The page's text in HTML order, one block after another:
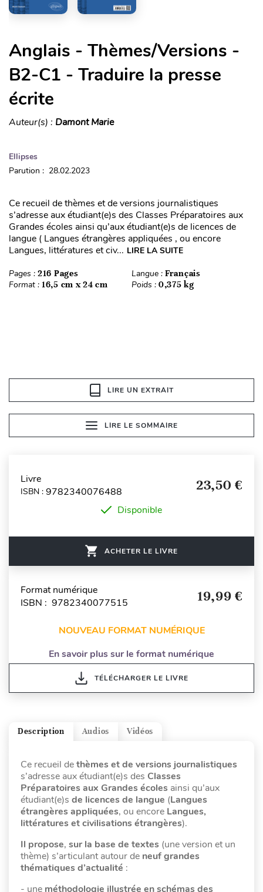
Anglais - Thèmes/Versions -
B2-C1 - Traduire la presse
écrite
Auteur(s) : Damont Marie
Ellipses
Parution : 28.02.2023
Ce recueil de thèmes et de versions journalistiques
s’adresse aux étudiant(e)s des Classes Préparatoires aux
Grandes écoles ainsi qu’aux étudiant(e)s de licences de
langue ( Langues étrangères appliquées , ou encore
Langues, littératures et civ... LIRE LA SUITE
Pages : 216 Pages Langue : Français
Format : 16,5 cm x 24 cm Poids : 0,375 kg
LIRE UN EXTRAIT
LIRE LE SOMMAIRE
Livre
ISBN : 9782340076488 23,50 €
Disponible
ACHETER LE LIVRE
Format numérique
ISBN : 9782340077515
19,99 €
NOUVEAU FORMAT NUMÉRIQUE
En savoir plus sur le format numérique
TÉLÉCHARGER LE LIVRE
Vidéos
Audios
Description
Ce recueil dethèmes et de versions journalistiques
s’adresse aux étudiant(e)s des Classes
Préparatoires aux Grandes écoles ainsi qu’aux
étudiant(e)s de licences de langue (Langues
étrangères appliquées, ou encore Langues,
littératures et civilisations étrangères).
Il propose, sur la base de textes (une version et un
thème) s’articulant autour de neuf grandes
thématiques d’actualité :
- une méthodologie illustrée en schémas des